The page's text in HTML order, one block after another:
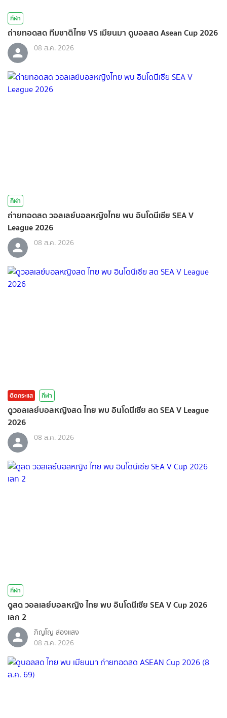
กีฬา
ถ่ายทอดสด ทีมชาติไทย VS เมียนมา ดูบอลสด Asean Cup 2026
08 ส.ค. 2026
กีฬา
ถ่ายทอดสด วอลเลย์บอลหญิงไทย พบ อินโดนีเซีย SEA V
League 2026
08 ส.ค. 2026
ติดกระแส กีฬา
ดูวอลเลย์บอลหญิงสด ไทย พบ อินโดนีเซีย สด SEA V League
2026
08 ส.ค. 2026
กีฬา
ดูสด วอลเลย์บอลหญิง ไทย พบ อินโดนีเซีย SEA V Cup 2026
เลก 2
ภิญโญ ส่องแสง
08 ส.ค. 2026